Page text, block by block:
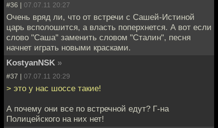
#36 | 07.07.11 20:27
Очень вряд ли, что от встречи с Сашей-Истиной
царь всполошится, а власть поперхнется. А вот если
слово "Саша" заменить словом "Сталин", песня
начнет играть новыми красками.
KostyanNSK »
#37 | 07.07.11 20:29
> это у нас шоссе такие!
А почему они все по встречной едут? Г-на
Полицейского на них нет!